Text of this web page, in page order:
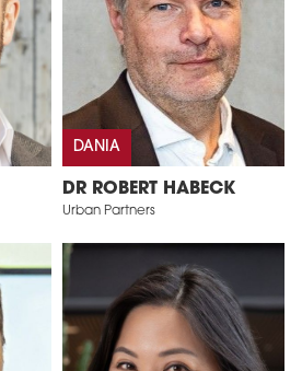
DANIA
DR ROBERT HABECK
Urban Partners